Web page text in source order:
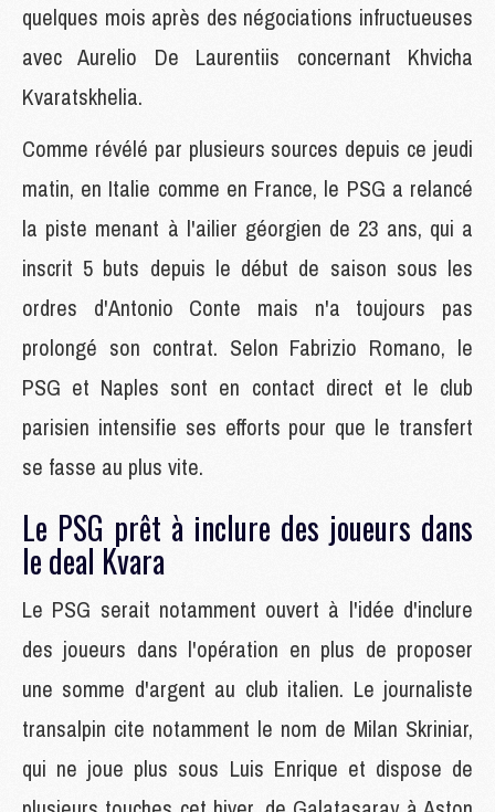
quelques mois après des négociations infructueuses
avec Aurelio De Laurentiis concernant Khvicha
Kvaratskhelia.
Comme révélé par plusieurs sources depuis ce jeudi
matin, en Italie comme en France, le PSG a relancé
la piste menant à l'ailier géorgien de 23 ans, qui a
inscrit 5 buts depuis le début de saison sous les
ordres d'Antonio Conte mais n'a toujours pas
prolongé son contrat. Selon Fabrizio Romano, le
PSG et Naples sont en contact direct et le club
parisien intensifie ses efforts pour que le transfert
se fasse au plus vite.
Le PSG prêt à inclure des joueurs dans
le deal Kvara
Le PSG serait notamment ouvert à l'idée d'inclure
des joueurs dans l'opération en plus de proposer
une somme d'argent au club italien. Le journaliste
transalpin cite notamment le nom de Milan Skriniar,
qui ne joue plus sous Luis Enrique et dispose de